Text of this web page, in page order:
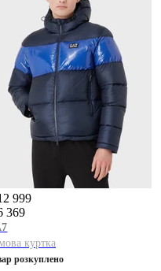
999
369
куртка
розкуплено